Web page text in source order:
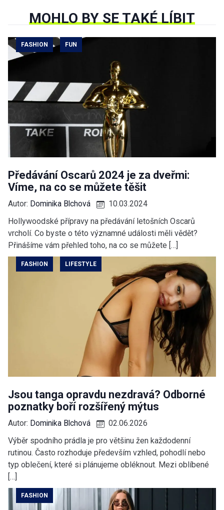
MOHLO BY SE TAKÉ LÍBIT
FASHION FUN
Předávání Oscarů 2024 je za dveřmi:
Víme, na co se můžete těšit
Autor: Dominika Blchová
10.03.2024
Hollywoodské přípravy na předávání letošních Oscarů
vrcholí. Co byste o této významné události měli vědět?
Přinášíme vám přehled toho, na co se můžete […]
FASHION LIFESTYLE
Jsou tanga opravdu nezdravá? Odborné
poznatky boří rozšířený mýtus
Autor: Dominika Blchová
02.06.2026
Výběr spodního prádla je pro většinu žen každodenní
rutinou. Často rozhoduje především vzhled, pohodlí nebo
typ oblečení, které si plánujeme obléknout. Mezi oblíbené
[…]
FASHION